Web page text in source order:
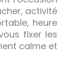
activité
heure
fixer les
calme et